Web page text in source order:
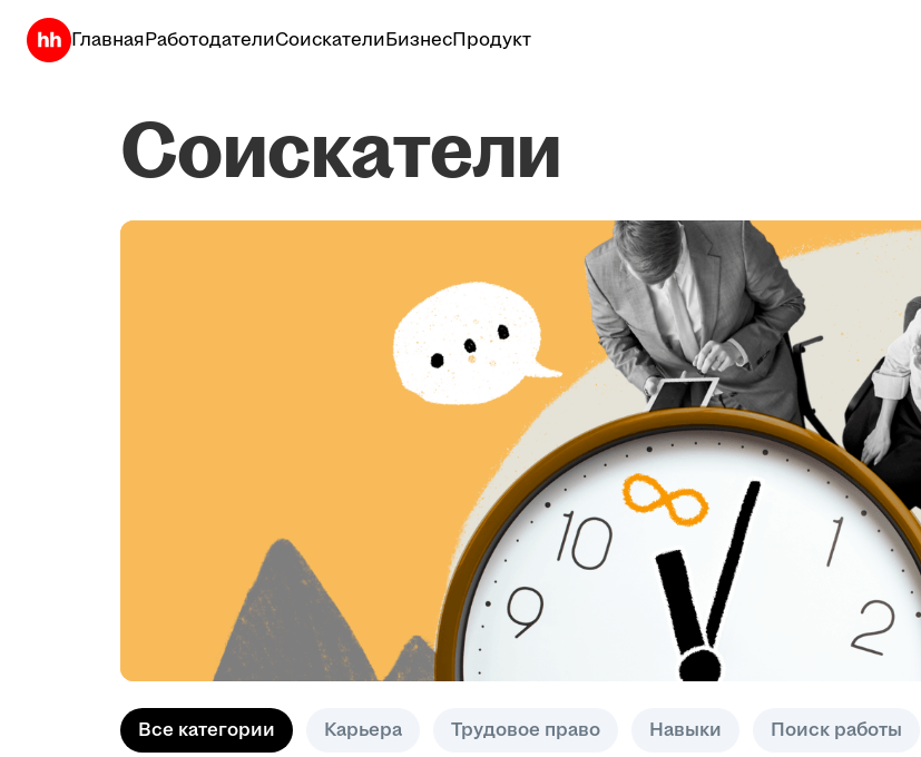
ГлавнаяРаботодателиСоискателиБизнесПродукт
Соискатели
Все категории Карьера Трудовое право Навыки Поиск работы